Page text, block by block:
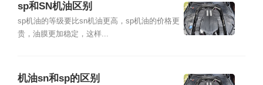
sp和SN机油区别
sp机油的等级要比sn机油更高，sp机油的价格更
贵，油膜更加稳定，这样...
机油sn和sp的区别